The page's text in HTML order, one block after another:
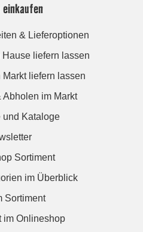
einkaufen
& Lieferoptionen
liefern lassen
Markt liefern lassen
Abholen im Markt
und Kataloge
Sortiment
im Überblick
Sortiment
im Onlineshop